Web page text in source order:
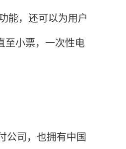
能，还可以为用户
至小票，一次性电
公司，也拥有中国